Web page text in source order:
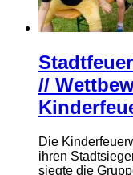
//
Die
ihren
siegte die